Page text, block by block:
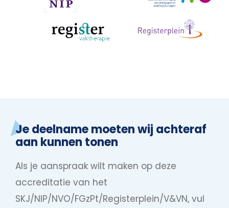
Je deelname moeten wij achteraf
aan kunnen tonen
Als je aanspraak wilt maken op deze
accreditatie van het
SKJ/NIP/NVO/FGzPt/Registerplein/V&VN, vul